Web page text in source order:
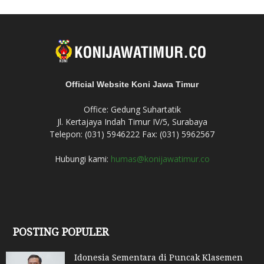
Official Website Koni Jawa Timur
Office: Gedung Suhartatik
Jl. Kertajaya Indah Timur IV/5, Surabaya
Telepon: (031) 5946222 Fax: (031) 5962567
Hubungi kami: humas@konijawatimur.co
POSTING POPULER
Idonesia Sementara di Puncak Klasemen